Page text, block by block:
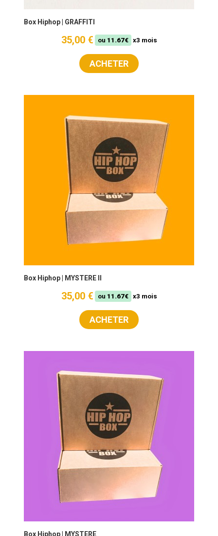
Box Hiphop | GRAFFITI
35,00 € ou 11.67€ x3 mois
ACHETER
Box Hiphop | MYSTERE II
35,00 € ou 11.67€ x3 mois
ACHETER
Box Hiphop | MYSTERE